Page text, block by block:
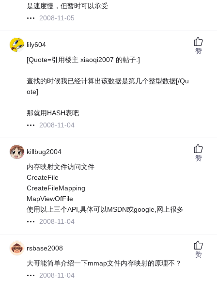
是速度慢，但暂时可以承受
2008-11-05
lily604
[Quote=引用楼主 xiaoqi2007 的帖子:]
查找的时候我已经计算出该数据是第几个整型数据[/Qu
ote]
那就用HASH表吧
2008-11-04
赞
killbug2004
内存映射文件访问文件
CreateFile
CreateFileMapping
MapViewOfFile
使用以上三个API,具体可以MSDN或google,网上很多
2008-11-04
赞
rsbase2008
大哥能简单介绍一下mmap文件内存映射的原理不？
2008-11-04
赞